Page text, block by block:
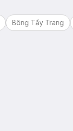
Bông Tẩy Trang